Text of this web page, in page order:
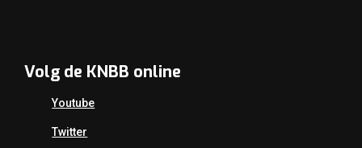
Volg de KNBB online
Youtube
Twitter